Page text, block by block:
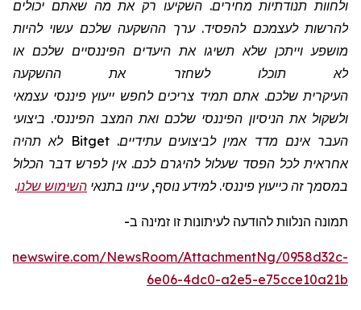
ולחוות תנודתיות מחירים. השקיעו רק את מה שאתם יכולים
להרשות לעצמכם להפסיד. ערך ההשקעה שלכם עשוי להיות
מושפע וייתכן שלא תשיגו את היעדים הפיננסיים שלכם או
לא תוכלו לשחזר את ההשקעה
העיקרית שלכם. אתם תמיד צריכים לחפש ייעוץ פיננסי עצמאי
ולשקול את הניסיון הפיננסי שלכם ואת המצב הפיננסי. ביצועי
העבר אינם מדד אמין לביצועים עתידיים.Bitget לא תהיה
אחראית לכל הפסד שעלול להיגרם לכם. אין לפרש דבר הכלול
במסמך זה כייעוץ פיננסי. למידע נוסף, עיינו בתנאי השימוש שלנו.
תמונה הנלוות להודעה לעיתונות זו זמינה ב-
NewsRoom/AttachmentNg/0958d32c-
6e06-4dc0-a2e5-e75cce10a21b